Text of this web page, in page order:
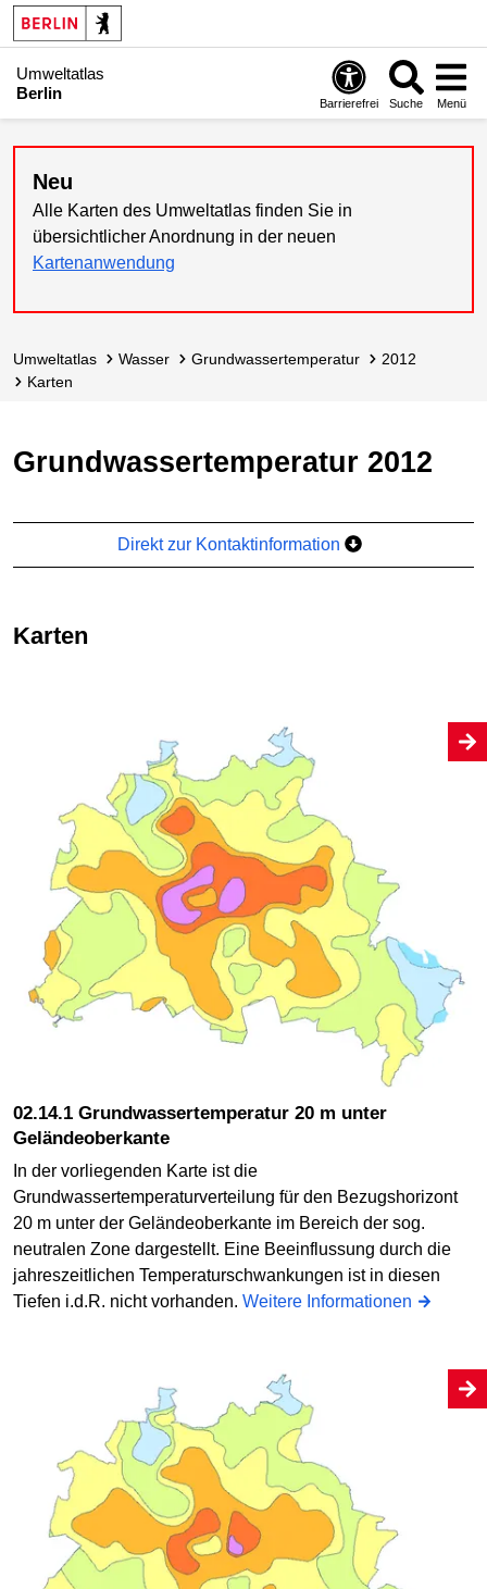
Umweltatlas
Berlin
Barrierefrei Suche Menü
Neu
Alle Karten des Umweltatlas finden Sie in
übersichtlicher Anordnung in der neuen
Kartenanwendung
Umweltatlas Wasser Grundwasser­temperatur
2012
Karten
Grundwassertemperatur 2012
Direkt zur Kontaktinformation
Karten
02.14.1 Grundwassertemperatur 20 m unter
Geländeoberkante
In der vorliegenden Karte ist die
Grundwassertemperaturverteilung für den Bezugshorizont
20 m unter der Geländeoberkante im Bereich der sog.
neutralen Zone dargestellt. Eine Beeinflussung durch die
jahreszeitlichen Temperaturschwankungen ist in diesen
Tiefen i.d.R. nicht vorhanden. Weitere Informationen